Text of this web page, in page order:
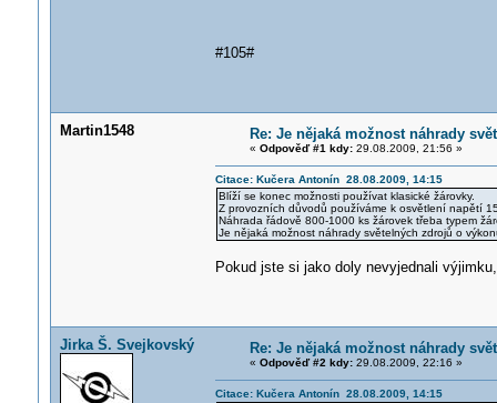
#105#
Martin1548 Re: Je nějaká možnost náhrady
« Odpověď #1 kdy:29.08.2009, 21:56 »
Citace: Kučera Antonín 28.08.2009, 14:15
Blíží se konec možnosti používat klasické žárovky.
Z provozních důvodů používáme k osvětlení napětí
Náhrada řádově 800-1000 ks žárovek třeba typem
Je nějaká možnost náhrady světelných zdrojů o
Pokud jste si jako doly nevyjednali
Jirka Š. Svejkovský Re: Je nějaká možnost náhrady
« Odpověď #2 kdy:29.08.2009, 22:16 »
Citace: Kučera Antonín 28.08.2009, 14:15